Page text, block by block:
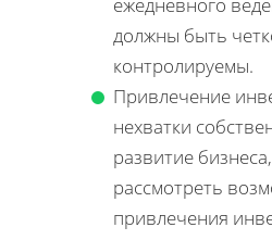
должны быть
контролируемы.
Привлечение
нехватки
развитие
рассмотреть
привлечения